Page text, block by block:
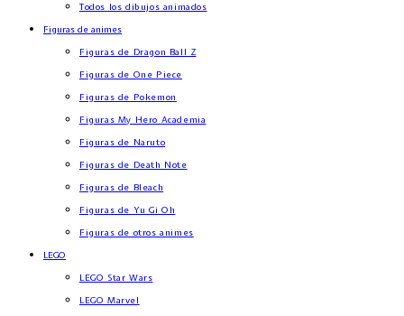
Todos los dibujos animados
Figuras de animes
Figuras de Dragon Ball Z
Figuras de One Piece
Figuras de Pokemon
Figuras My Hero Academia
Figuras de Naruto
Figuras de Death Note
Figuras de Bleach
Figuras de Yu Gi Oh
Figuras de otros animes
LEGO
LEGO Star Wars
LEGO Marvel